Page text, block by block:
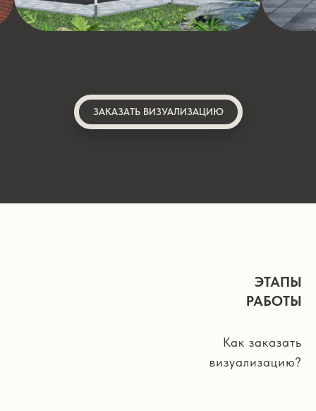
ЗАКАЗАТЬ ВИЗУАЛИЗАЦИЮ
ЭТАПЫ
РАБОТЫ
Как заказать
визуализацию?